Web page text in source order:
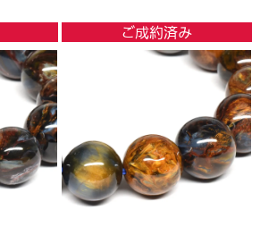
ご成約済み